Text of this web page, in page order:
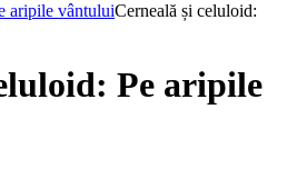
aripile vântuluiCerneală și celuloid:
Pe aripile